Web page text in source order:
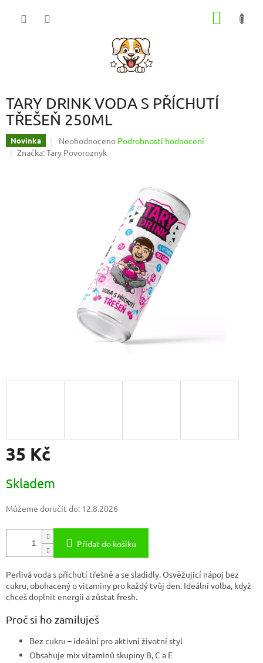
TARY DRINK VODA S PŘÍCHUTÍ
TŘEŠEŇ 250ML
Novinka
Průměrné
hodnocení
Neohodnoceno Podrobnosti hodnocení
Značka:Tary Povoroznyk
35 Kč
cena:
Skladem
Můžeme doručit do: 12.8.2026
Přidat do košíku
Perlivá voda s příchutí třešně a se sladidly. Osvěžující nápoj bez
cukru, obohacený o vitaminy pro každý tvůj den. Ideální volba, když
chceš doplnit energii a zůstat fresh.
Proč si ho zamiluješ
Bez cukru – ideální pro aktivní životní styl
Obsahuje mix vitaminů skupiny B, C a E